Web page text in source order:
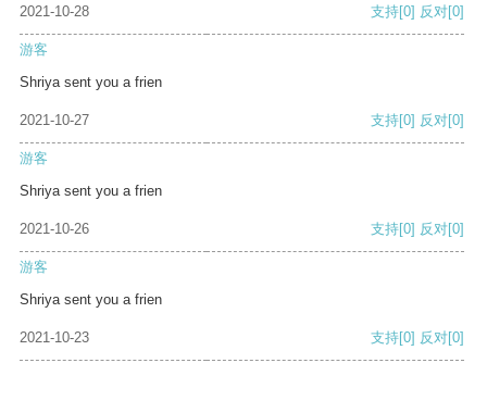
2021-10-28 支持[0] 反对[0]
游客
Shriya sent you a frien
2021-10-27 支持[0] 反对[0]
游客
Shriya sent you a frien
2021-10-26 支持[0] 反对[0]
游客
Shriya sent you a frien
2021-10-23 支持[0] 反对[0]